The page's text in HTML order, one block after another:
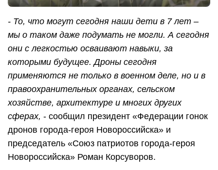
- То, что могут сегодня наши дети в 7 лет –
мы о таком даже подумать не могли. А сегодня
они с легкостью осваивают навыки, за
которыми будущее. Дроны сегодня
применяются не только в военном деле, но и в
правоохранительных органах, сельском
хозяйстве, архитектуре и многих других
сферах, - сообщил президент «Федерации гонок
дронов города-героя Новороссийска» и
председатель «Союз патриотов города-героя
Новороссийска» Роман Корсуворов.